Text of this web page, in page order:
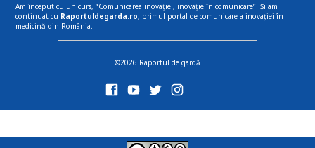
Am început cu un curs, “Comunicarea inovației, inovație în comunicare”. Și am
continuat cu Raportuldegarda.ro, primul portal de comunicare a inovației în
medicină din România.
©2026 Raportul de gardă